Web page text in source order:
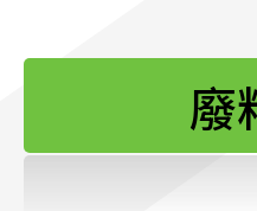
廢